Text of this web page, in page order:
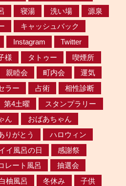
寝湯 洗い場
源泉
キャッシュバック
Instagram
Twitter
様 タトゥー
喫煙所
親睦会 町内会
運気
ラー 占術
相性診断
第4土曜
スタンプラリー
ん
おばあちゃん
りがとう
ハロウィン
イ風呂の日
感謝祭
レート風呂
抽選会
柚風呂 冬休み
子供